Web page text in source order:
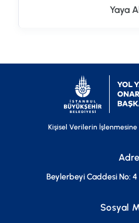
Yaya
Kişisel Verilerin
Beylerbeyi Caddesi No:
Sosyal